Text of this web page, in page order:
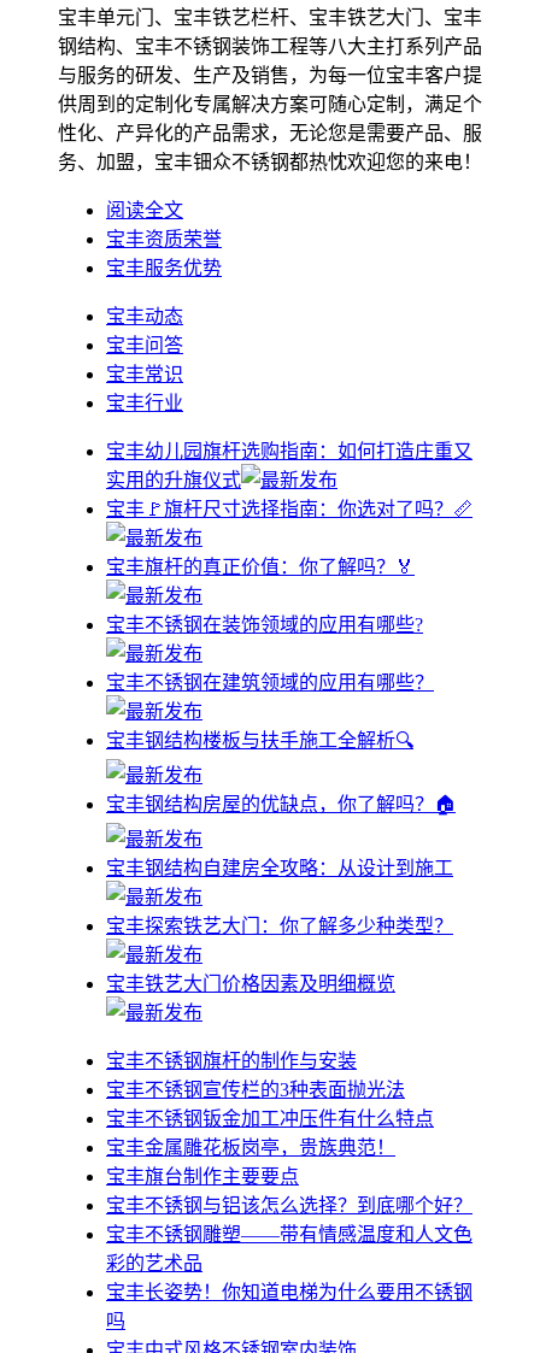
宝丰单元门、宝丰铁艺栏杆、宝丰铁艺大门、宝丰
钢结构、宝丰不锈钢装饰工程等八大主打系列产品
与服务的研发、生产及销售，为每一位宝丰客户提
供周到的定制化专属解决方案可随心定制，满足个
性化、产异化的产品需求，无论您是需要产品、服
务、加盟，宝丰钿众不锈钢都热忱欢迎您的来电！
阅读全文
宝丰资质荣誉
宝丰服务优势
宝丰动态
宝丰问答
宝丰常识
宝丰行业
宝丰幼儿园旗杆选购指南：如何打造庄重又
实用的升旗仪式
宝丰🚩旗杆尺寸选择指南：你选对了吗？📏
宝丰旗杆的真正价值：你了解吗？🏅
宝丰不锈钢在装饰领域的应用有哪些?
宝丰不锈钢在建筑领域的应用有哪些？
宝丰钢结构楼板与扶手施工全解析🔍
宝丰钢结构房屋的优缺点，你了解吗？🏠
宝丰钢结构自建房全攻略：从设计到施工
宝丰探索铁艺大门：你了解多少种类型？
宝丰铁艺大门价格因素及明细概览
宝丰不锈钢旗杆的制作与安装
宝丰不锈钢宣传栏的3种表面抛光法
宝丰不锈钢钣金加工冲压件有什么特点
宝丰金属雕花板岗亭，贵族典范！
宝丰旗台制作主要要点
宝丰不锈钢与铝该怎么选择？到底哪个好？
宝丰不锈钢雕塑——带有情感温度和人文色
彩的艺术品
宝丰​长姿势！你知道电梯为什么要用不锈钢
吗